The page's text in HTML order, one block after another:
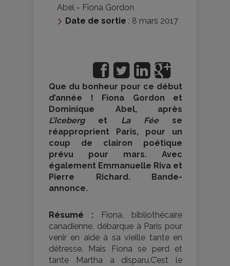
Abel - Fiona Gordon
Date de sortie : 8 mars 2017
Que du bonheur pour ce début
d’année ! Fiona Gordon et
Dominique Abel, après
L’Iceberget La Féese
réapproprient Paris, pour un
coup de clairon poétique
prévu pour mars. Avec
également Emmanuelle Riva et
Pierre Richard. Bande-
annonce.
Résumé : Fiona, bibliothécaire
canadienne, débarque à Paris pour
venir en aide à sa vieille tante en
détresse. Mais Fiona se perd et
tante Martha a disparu.C’est le